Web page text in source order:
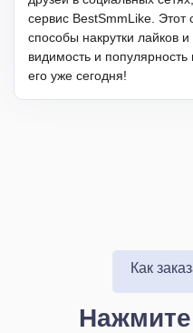
сервис BestSmmLike. Этот
способы накрутки лайков
видимость и
его уже сегодня!
Как
Нажмите